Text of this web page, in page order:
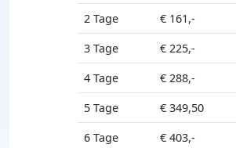
2 Tage
€ 161,-
3 Tage
€ 225,-
4 Tage
€ 288,-
5 Tage
€ 349,50
6 Tage
€ 403,-